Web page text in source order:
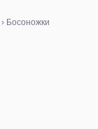
› Босоножки